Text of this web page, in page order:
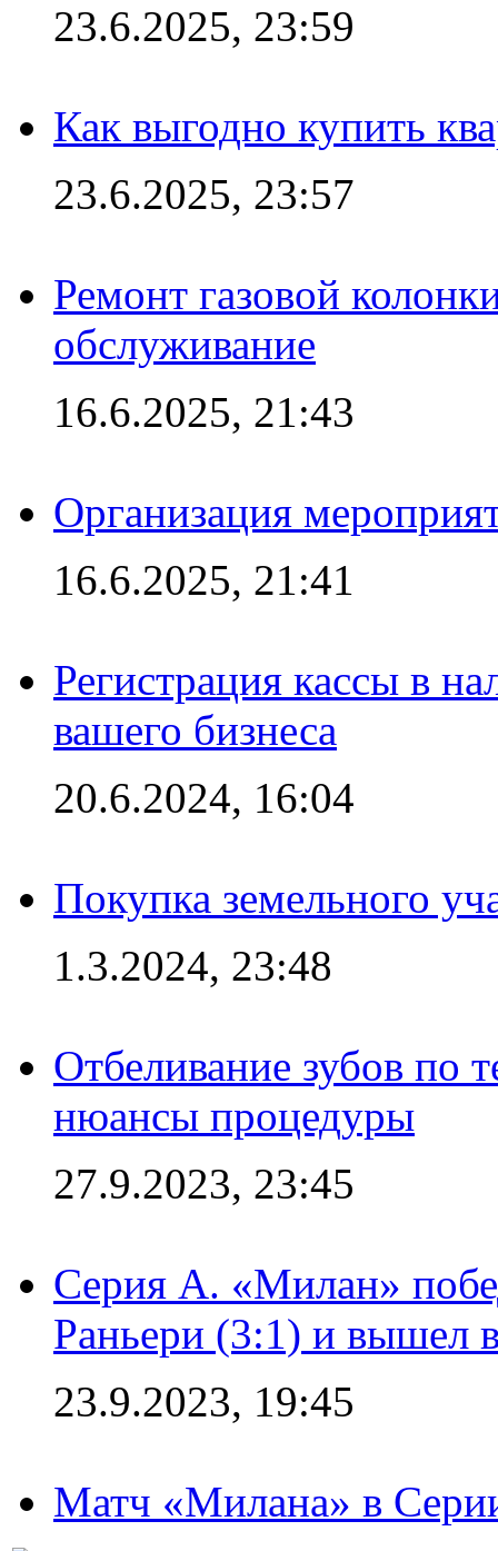
23.6.2025, 23:59
Как выгодно купить
23.6.2025, 23:57
Ремонт газовой
обслуживание
16.6.2025, 21:43
Организация
16.6.2025, 21:41
Регистрация кассы в
вашего бизнеса
20.6.2024, 16:04
Покупка земельного
1.3.2024, 23:48
Отбеливание зубов по
нюансы процедуры
27.9.2023, 23:45
Серия А. «Милан»
Раньери (3:1) и вышел
23.9.2023, 19:45
Матч «Милана» в